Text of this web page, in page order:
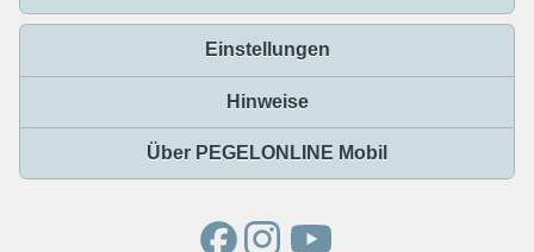
Einstellungen
Hinweise
Über PEGELONLINE Mobil